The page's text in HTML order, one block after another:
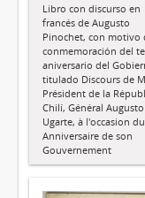
Libro con discurso en
francés de Augusto
Pinochet, con motivo
conmemoración del
aniversario del
titulado Discours de
Président de la
Chilí, Général
Ugarte, à l'occasion
Anniversaire de son
Gouvernement